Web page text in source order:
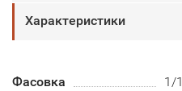
Характеристики
Фасовка
1/1